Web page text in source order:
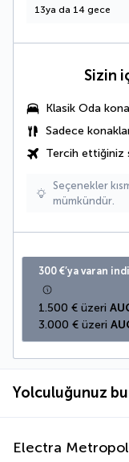
13ya da 14 gece
Sizin
Klasik Oda
Sadece
Tercih ettiğiniz
Seçenekler
mümkündür.
300 €’ya varan
1.500 € üzeri
3.000 € üzeri
Yolculuğunuz
Electra